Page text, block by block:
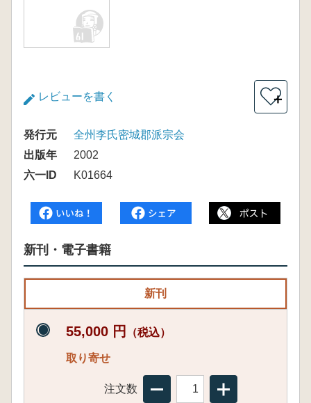
レビューを書く ＋
発行元
全州李氏密城郡派宗会
出版年
2002
六一ID
K01664
新刊・電子書籍
新刊
55,000 円 （税込）
取り寄せ
注文数